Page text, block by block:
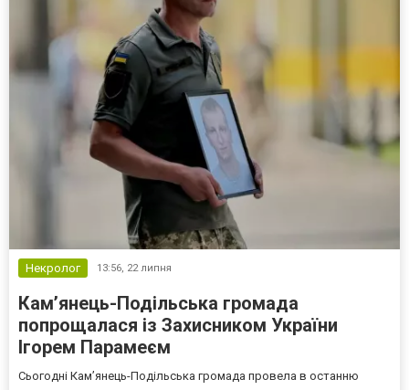
Некролог 13:56, 22 липня
Кам’янець-Подільська громада
попрощалася із Захисником України
Ігорем Парамеєм
Сьогодні Кам’янець-Подільська громада провела в останню